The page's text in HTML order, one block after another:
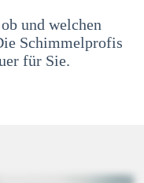
und welchen
Schimmelprofis
für Sie.